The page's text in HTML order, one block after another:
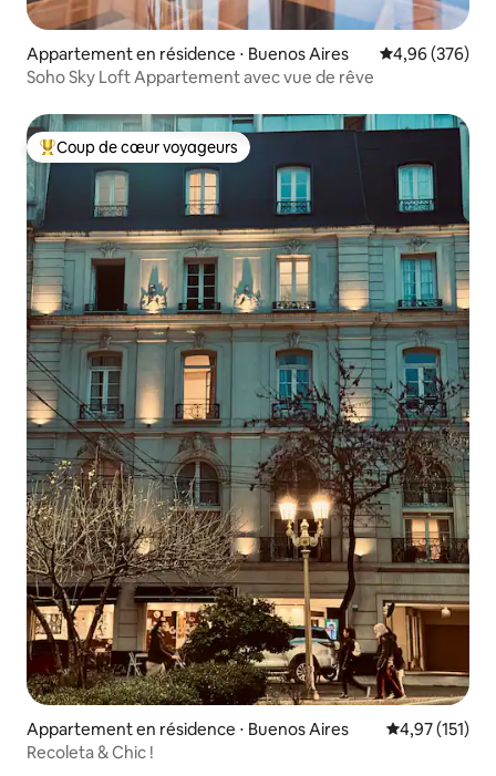
Appartement en résidence ⋅ Buenos Aires Évaluation
4,96 (376)
Soho Sky Loft Appartement avec vue de rêve
Coups de cœur voyageurs les plus appréciés
Coup de cœur voyageurs
Appartement en résidence ⋅ Buenos Aires Évaluation
4,97 (151)
Recoleta & Chic !